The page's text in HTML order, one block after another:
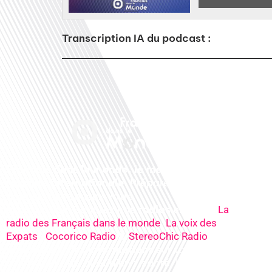
Transcription IA du podcast :
La
radio des Français dans le monde La voix des
Expats
Cocorico Radio StereoChic Radio